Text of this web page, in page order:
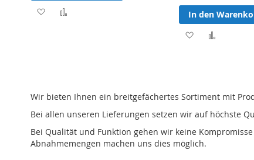
Zur
In den
Zur
Wir bieten Ihnen ein breitgefächertes Sortiment mit
Bei allen unseren Lieferungen setzen wir auf höchste
Bei Qualität und Funktion gehen wir keine
Abnahmemengen machen uns dies möglich.